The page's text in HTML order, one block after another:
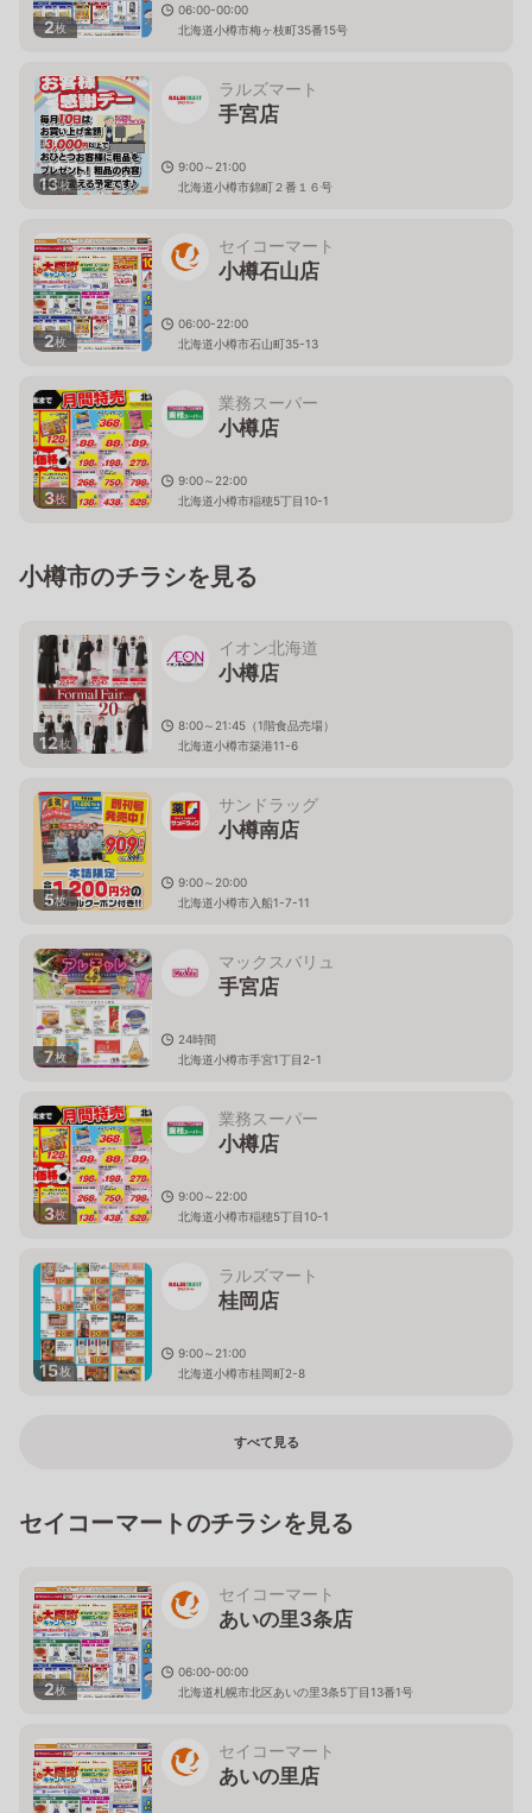
2枚
06:00-00:00
北海道小樽市梅ヶ枝町35番15号
13枚
ラルズマート
手宮店
9:00～21:00
北海道小樽市錦町２番１６号
2枚
セイコーマート
小樽石山店
06:00-22:00
北海道小樽市石山町35-13
3枚
業務スーパー
小樽店
9:00～22:00
北海道小樽市稲穂5丁目10-1
小樽市のチラシを見る
12枚
イオン北海道
小樽店
8:00～21:45（1階食品売場）
北海道小樽市築港11-6
5枚
サンドラッグ
小樽南店
9:00～20:00
北海道小樽市入船1-7-11
7枚
マックスバリュ
手宮店
24時間
北海道小樽市手宮1丁目2-1
3枚
業務スーパー
小樽店
9:00～22:00
北海道小樽市稲穂5丁目10-1
15枚
ラルズマート
桂岡店
9:00～21:00
北海道小樽市桂岡町2-8
すべて見る
セイコーマートのチラシを見る
2枚
セイコーマート
あいの里3条店
06:00-00:00
北海道札幌市北区あいの里3条5丁目13番1号
セイコーマート
あいの里店